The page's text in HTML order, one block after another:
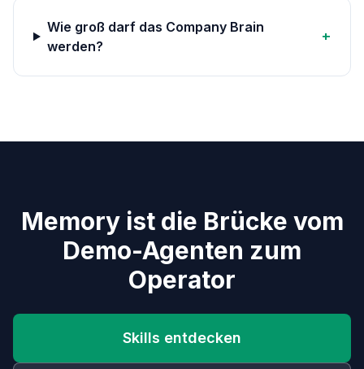
Wie groß darf das Company Brain
werden?
+
Memory ist die Brücke vom
Demo-Agenten zum
Operator
Skills entdecken